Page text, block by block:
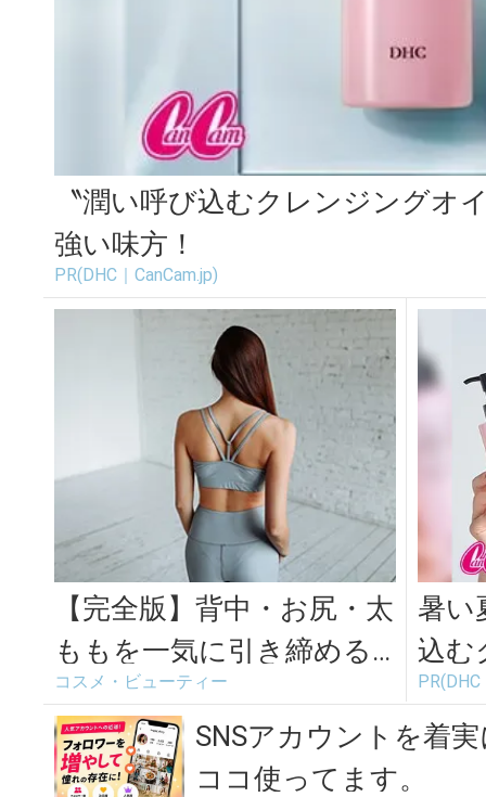
〝潤い呼び込むクレンジングオ
強い味方！
PR(DHC｜CanCam.jp)
【完全版】背中・お尻・太
ももを一気に引き締める
「バックエクステンショ
ン」
コスメ・ビューティー
暑い
込む
ル」
PR(DHC
SNSアカウントを着
ココ使ってます。